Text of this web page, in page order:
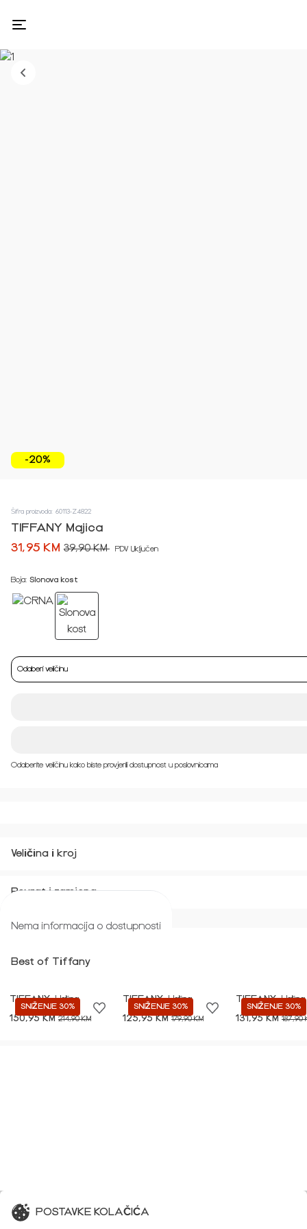
-20%
Nema informacija o dostupnosti
Šifra proizvoda: 60113-Z4822
TIFFANY Majica
31,95 KM 39,90 KM PDV Uključen
Boja: Slonova kost
Odaberi veličinu
Odaberite veličinu kako biste provjerili dostupnost u poslovnicama
Veličina i kroj
Povrat i zamjena
Best of Tiffany
SNIŽENJE 30%
TIFFANY Haljina
150,95 KM214,90 KM
SNIŽENJE 30%
TIFFANY Haljina
125,95 KM179,90 KM
SNIŽENJE 30%
TIFFANY Haljina
131,95 KM187,90
POSTAVKE KOLAČIĆA